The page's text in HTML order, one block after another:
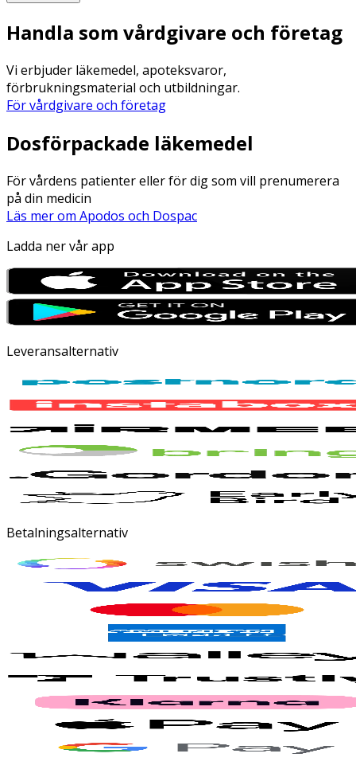
Handla som vårdgivare och företag
Vi erbjuder läkemedel, apoteksvaror,
förbrukningsmaterial och utbildningar.
För vårdgivare och företag
Dosförpackade läkemedel
För vårdens patienter eller för dig som vill prenumerera
på din medicin
Läs mer om Apodos och Dospac
Ladda ner vår app
Leveransalternativ
Betalningsalternativ